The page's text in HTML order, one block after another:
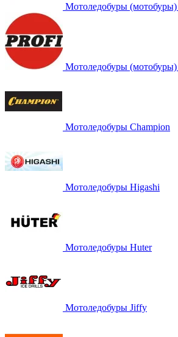
Мотоледобуры
Мотоледобуры
Мотоледобуры Champion
Мотоледобуры Higashi
Мотоледобуры Huter
Мотоледобуры Jiffy